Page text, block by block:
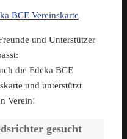
und Unterstützer
die Edeka BCE
und unterstützt
Verein!
gesucht